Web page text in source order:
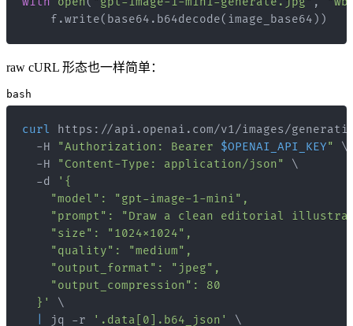
    f
.write( base64 . b64decode( image_base64 ) )
raw cURL 形态也一样简单：
bash
curl
https://api.openai.com/v1/images/
  -H
"Authorization: Bearer $OPENAI_API_KEY"
\
  -H
"Content-Type: application/json"
\
  -d
  }'
\
jq -r '.data[0].b64_json'
\